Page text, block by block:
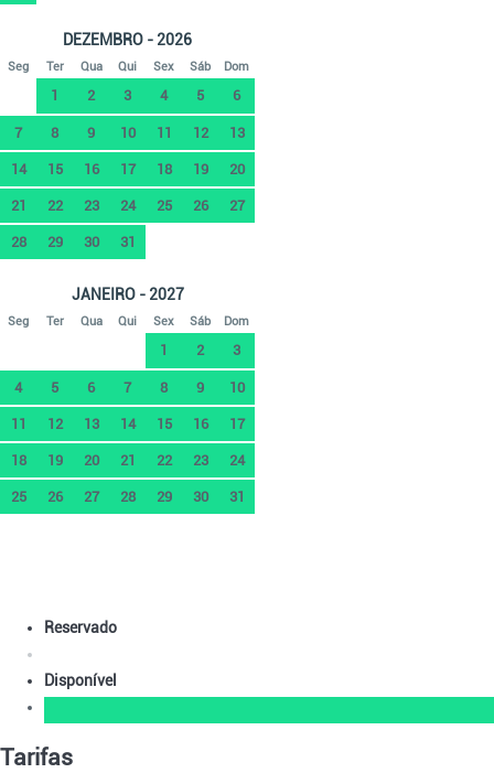
DEZEMBRO - 2026
Seg Ter Qua Qui Sex Sáb Dom
1 2 3 4 5 6
7 8 9 10 11 12 13
14 15 16 17 18 19 20
21 22 23 24 25 26 27
28 29 30 31
JANEIRO - 2027
Seg Ter Qua Qui Sex Sáb Dom
1 2 3
4 5 6 7 8 9 10
11 12 13 14 15 16 17
18 19 20 21 22 23 24
25 26 27 28 29 30 31
Reservado
Disponível
Tarifas